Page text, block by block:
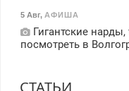
5 Авг, АФИША
Гигантские нарды,
посмотреть в